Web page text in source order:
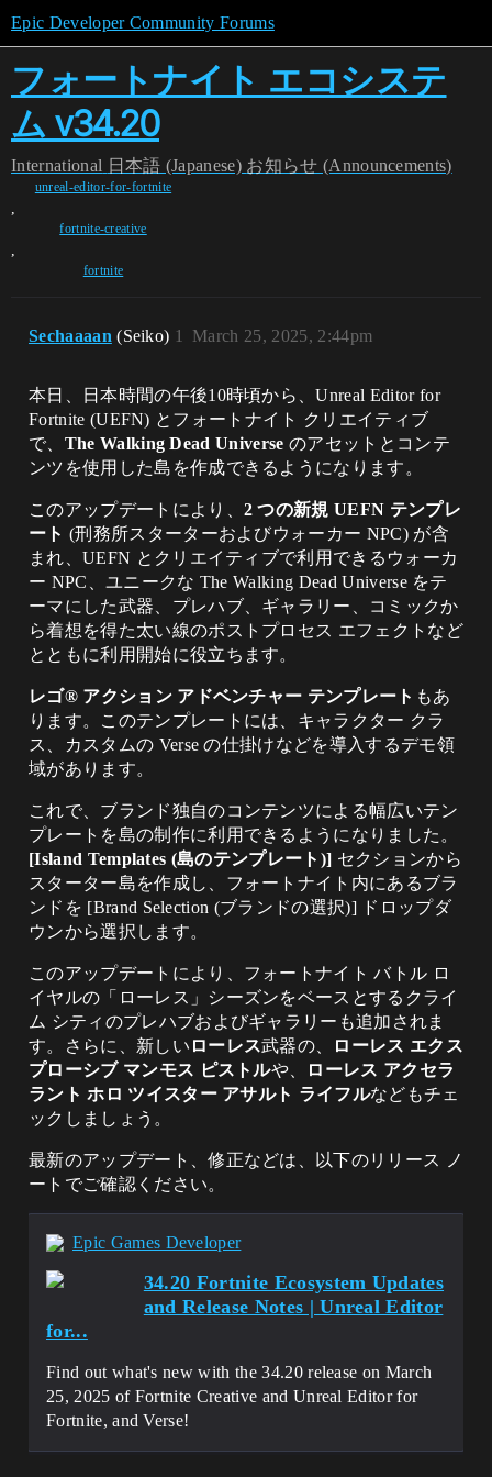
Epic Developer Community Forums
フォートナイト エコシステ
ム v34.20
International 日本語 (Japanese) お知らせ (Announcements)
unreal-editor-for-fortnite
,
fortnite-creative
,
fortnite
Sechaaaan (Seiko) March 25, 2025, 2:44pm
1
本日、日本時間の午後10時頃から、Unreal Editor for
Fortnite (UEFN) とフォートナイト クリエイティブ
で、 The Walking Dead Universe のアセットとコンテ
ンツを使用した島を作成できるようになります。
このアップデートにより、 2 つの新規 UEFN テンプレ
ート (刑務所スターターおよびウォーカー NPC) が含
まれ、UEFN とクリエイティブで利用できるウォーカ
ー NPC、ユニークな The Walking Dead Universe をテ
ーマにした武器、プレハブ、ギャラリー、コミックか
ら着想を得た太い線のポストプロセス エフェクトなど
とともに利用開始に役立ちます。
レゴ® アクション アドベンチャー テンプレート もあ
ります。このテンプレートには、キャラクター クラ
ス、カスタムの Verse の仕掛けなどを導入するデモ領
域があります。
これで、ブランド独自のコンテンツによる幅広いテン
プレートを島の制作に利用できるようになりました。
[Island Templates (島のテンプレート)] セクションから
スターター島を作成し、フォートナイト内にあるブラ
ンドを [Brand Selection (ブランドの選択)] ドロップダ
ウンから選択します。
このアップデートにより、フォートナイト バトル ロ
イヤルの「ローレス」シーズンをベースとするクライ
ム シティのプレハブおよびギャラリーも追加されま
す。さらに、新しい ローレス武器の、
ローレス エクス
プローシブ マンモス ピストルや、
ローレス アクセラ
ラント ホロ ツイスター アサルト ライフルなどもチェ
ックしましょう。
最新のアップデート、修正などは、以下のリリース ノ
ートでご確認ください。
Epic Games Developer
34.20 Fortnite Ecosystem Updates
and Release Notes | Unreal Editor
for...
Find out what's new with the 34.20 release on March
25, 2025 of Fortnite Creative and Unreal Editor for
Fortnite, and Verse!